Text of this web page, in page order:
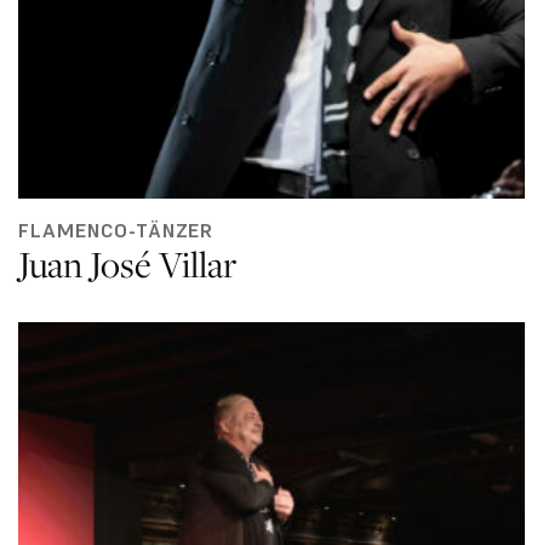
FLAMENCO-TÄNZER
Juan José Villar